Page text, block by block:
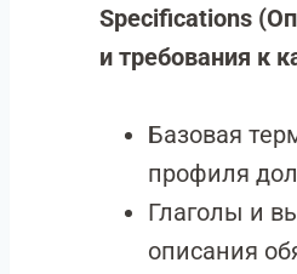
Specifications
и требования к
Базовая
профиля
Глаголы и
описания